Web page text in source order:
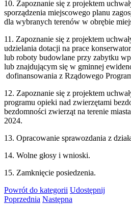
10. Zapoznanie się z projektem
sporządzenia miejscowego planu
dla wybranych terenów w obrębie
11. Zapoznanie się z projektem
udzielania dotacji na prace
lub roboty budowlane przy zabytku
lub znajdującym się w gminnej
dofinansowania z Rządowego
12. Zapoznanie się z projektem
programu opieki nad zwierzętami
bezdomności zwierząt na terenie
2024.
13. Opracowanie sprawozdania z
14. Wolne głosy i wnioski.
15. Zamknięcie posiedzenia.
Powrót do kategorii Udostępnij
Poprzednia Następna